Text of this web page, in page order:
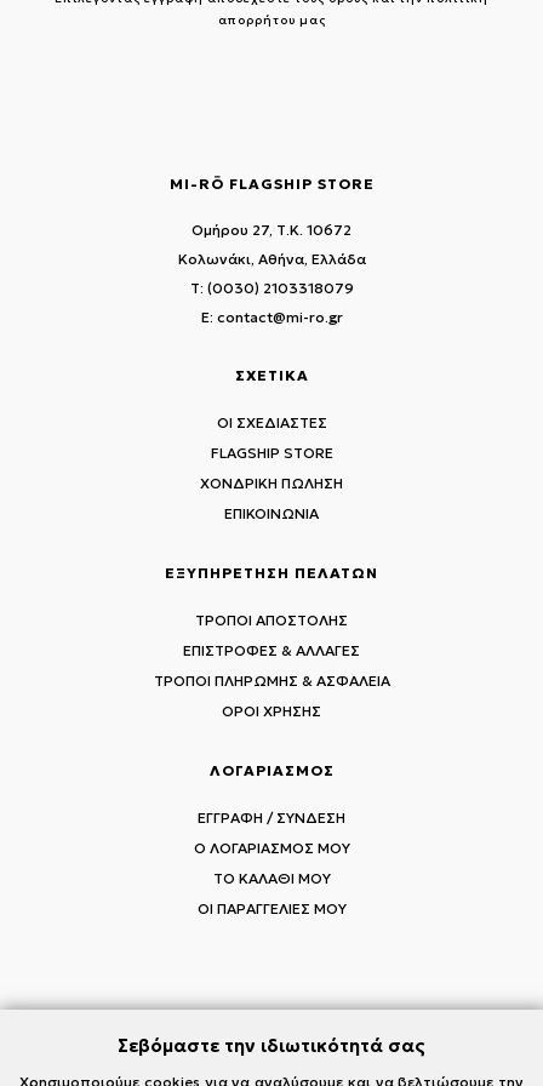
απορρήτου μας
MI-RŌ FLAGSHIP STORE
Ομήρου 27, Τ.Κ. 10672
Κολωνάκι, Αθήνα, Ελλάδα
T: (0030) 2103318079
E: contact@mi-ro.gr
ΣΧΕΤΙΚΑ
ΟΙ ΣΧΕΔΙΑΣΤΕΣ
FLAGSHIP STORE
ΧΟΝΔΡΙΚΗ ΠΩΛΗΣΗ
ΕΠΙΚΟΙΝΩΝΙΑ
ΕΞΥΠΗΡΕΤΗΣΗ ΠΕΛΑΤΩΝ
ΤΡΟΠΟΙ ΑΠΟΣΤΟΛΗΣ
ΕΠΙΣΤΡΟΦΕΣ & ΑΛΛΑΓΕΣ
ΤΡΟΠΟΙ ΠΛΗΡΩΜΗΣ & ΑΣΦΑΛΕΙΑ
ΟΡΟΙ ΧΡΗΣΗΣ
ΛΟΓΑΡΙΑΣΜΟΣ
ΕΓΓΡΑΦΗ / ΣΥΝΔΕΣΗ
Ο ΛΟΓΑΡΙΑΣΜΟΣ ΜΟΥ
ΤΟ ΚΑΛΑΘΙ ΜΟΥ
ΟΙ ΠΑΡΑΓΓΕΛΙΕΣ ΜΟΥ
Visit InstagramVisit FacebookVisit Vimeo
Σεβόμαστε την ιδιωτικότητά σας
Χρησιμοποιούμε cookies για να αναλύσουμε και να βελτιώσουμε την